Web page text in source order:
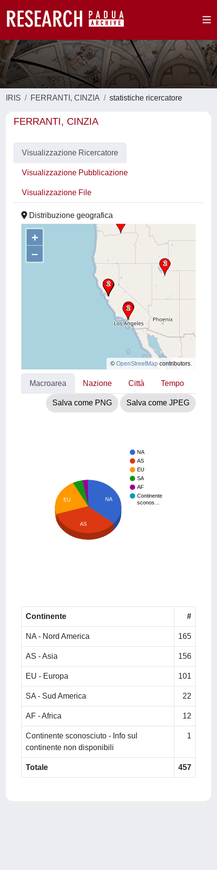
IRIS FERRANTI, CINZIA statistiche ricercatore
FERRANTI, CINZIA
Visualizzazione Ricercatore
Visualizzazione Pubblicazione
Visualizzazione File
Distribuzione geografica
+
–
© OpenStreetMap contributors.
Macroarea Nazione Città Tempo
Salva come PNG Salva come JPEG
NA
AS
EU
SA
AF
Continente
sconos…
NA
EU
AS
Continente #
NA - Nord America 165
AS - Asia 156
EU - Europa 101
SA - Sud America 22
AF - Africa 12
Continente sconosciuto - Info sul
continente non disponibili
1
Totale 457